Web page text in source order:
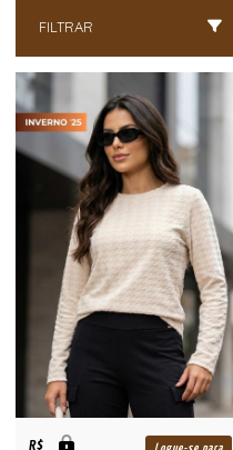
FILTRAR